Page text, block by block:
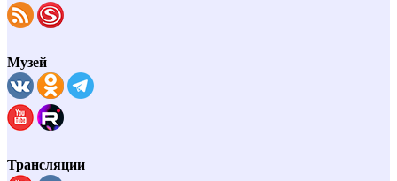
Музей
Трансляции